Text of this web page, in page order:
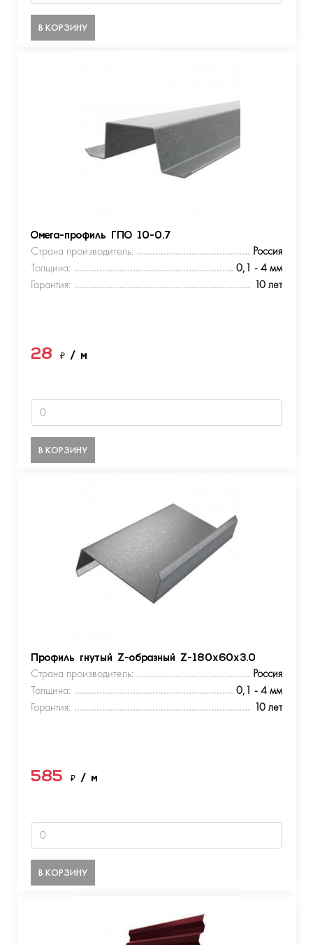
В КОРЗИНУ
Омега-профиль ГПО 10-0.7
Страна производитель:
Россия
Толщина:
0,1 - 4 мм
Гарантия:
10 лет
28 ₽ / м
В КОРЗИНУ
Профиль гнутый Z-образный Z-180х60х3.0
Страна производитель:
Россия
Толщина:
0,1 - 4 мм
Гарантия:
10 лет
585 ₽ / м
В КОРЗИНУ